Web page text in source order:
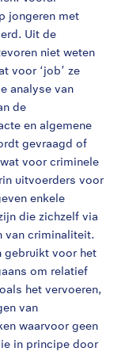
jongeren met
Uit de
niet weten
voor ‘job’ ze
analyse van
de
en algemene
gevraagd of
voor criminele
uitvoerders voor
enkele
die zichzelf via
van criminaliteit.
gebruikt voor het
om relatief
het vervoeren,
van
waarvoor geen
in principe door